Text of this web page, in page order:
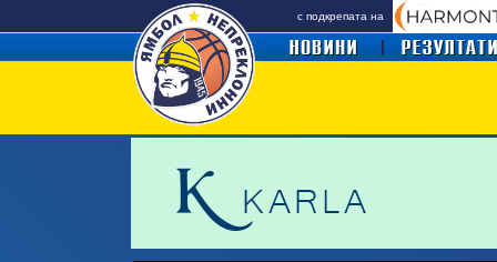
с подкрепата на